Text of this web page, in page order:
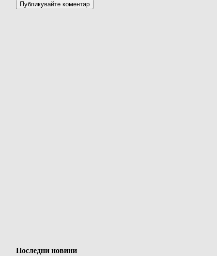
Последни новини